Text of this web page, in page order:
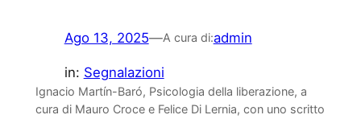
Ago 13, 2025—A cura di:admin
in: Segnalazioni
Ignacio Martín-Baró, Psicologia della liberazione, a
cura di Mauro Croce e Felice Di Lernia, con uno scritto